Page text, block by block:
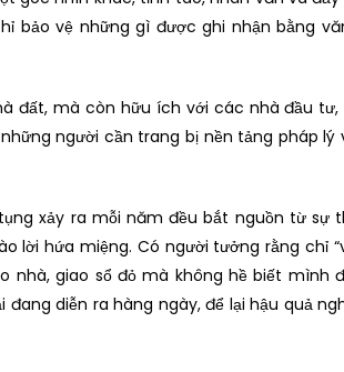
bảo vệ những gì được ghi nhận bằng
đất, mà còn hữu ích với các nhà đầu tư,
người cần trang bị nền tảng pháp lý
xảy ra mỗi năm đều bắt nguồn từ sự
lời hứa miệng. Có người tưởng rằng chỉ
nhà, giao sổ đỏ mà không hề biết mình
diễn ra hàng ngày, để lại hậu quả